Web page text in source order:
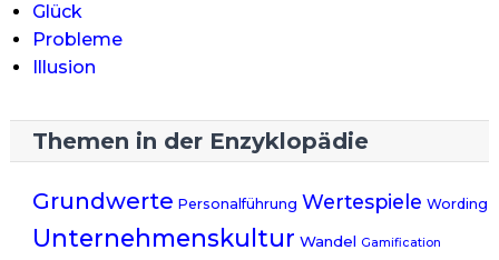
Glück
Probleme
Illusion
Themen in der Enzyklopädie
Grundwerte Personalführung Wertespiele Wording
Unternehmenskultur Wandel Gamification